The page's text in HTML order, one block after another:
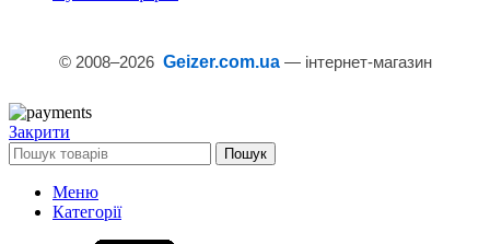
© 2008–2026 Geizer.com.ua— інтернет-магазин
Закрити
Пошук
Меню
Категорії